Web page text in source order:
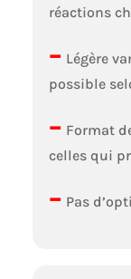
réactions
– Légère
possible
– Format
celles qui
– Pas